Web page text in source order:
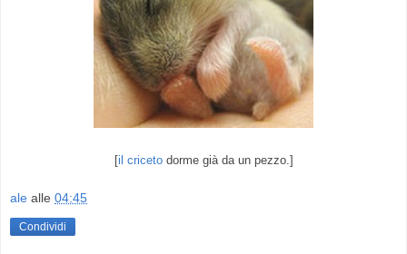
[il cricetodorme già da un pezzo.]
ale alle 04:45
Condividi